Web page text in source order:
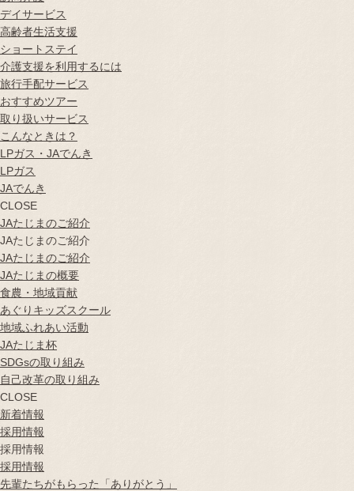
デイサービス
高齢者生活支援
ショートステイ
介護支援を利用するには
旅行手配サービス
おすすめツアー
取り扱いサービス
こんなときは？
LPガス・JAでんき
LPガス
JAでんき
CLOSE
JAたじまのご紹介
JAたじまのご紹介
JAたじまのご紹介
JAたじまの概要
食農・地域貢献
あぐりキッズスクール
地域ふれあい活動
JAたじま杯
SDGsの取り組み
自己改革の取り組み
CLOSE
新着情報
採用情報
採用情報
採用情報
先輩たちがもらった「ありがとう」